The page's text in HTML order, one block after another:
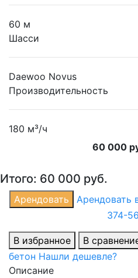
60 м
Шасси
Daewoo Novus
Производительность
180 м³/ч
60 000
Итого: 60 000 руб.
Арендовать Арендовать
374-
В избранное В
бетон Нашли дешевле?
Описание